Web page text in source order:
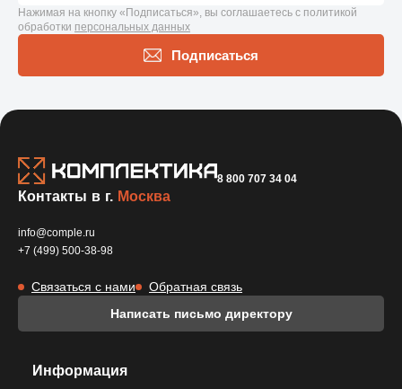
Нажимая на кнопку «Подписаться», вы соглашаетесь с политикой
обработки персональных данных
Подписаться
8 800 707 34 04
Написать письмо директору
Информация
Контакты в г. Москва
info@comple.ru
+7 (499) 500-38-98
Связаться с нами Обратная связь